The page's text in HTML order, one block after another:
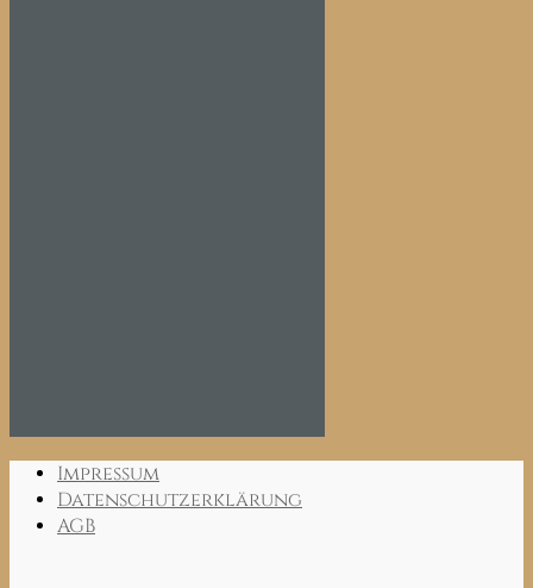
Impressum
Datenschutzerklärung
AGB